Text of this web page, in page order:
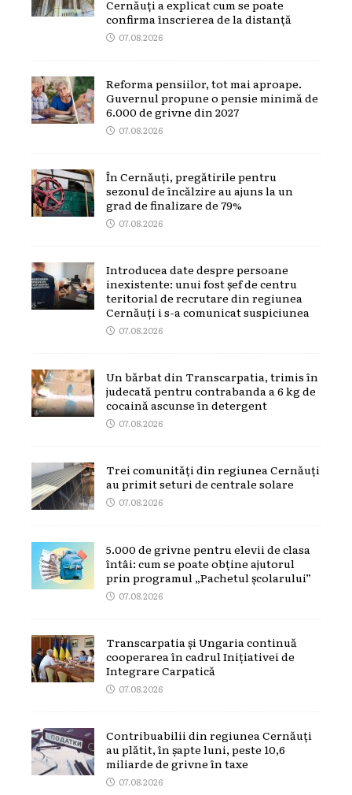
Cernăuți a explicat cum se poate
confirma înscrierea de la distanță
07.08.2026
Reforma pensiilor, tot mai aproape.
Guvernul propune o pensie minimă de
6.000 de grivne din 2027
07.08.2026
În Cernăuți, pregătirile pentru
sezonul de încălzire au ajuns la un
grad de finalizare de 79%
07.08.2026
Introducea date despre persoane
inexistente: unui fost șef de centru
teritorial de recrutare din regiunea
Cernăuți i s-a comunicat suspiciunea
07.08.2026
Un bărbat din Transcarpatia, trimis în
judecată pentru contrabanda a 6 kg de
cocaină ascunse în detergent
07.08.2026
Trei comunități din regiunea Cernăuți
au primit seturi de centrale solare
07.08.2026
5.000 de grivne pentru elevii de clasa
întâi: cum se poate obține ajutorul
prin programul „Pachetul școlarului”
07.08.2026
Transcarpatia și Ungaria continuă
cooperarea în cadrul Inițiativei de
Integrare Carpatică
07.08.2026
Contribuabilii din regiunea Cernăuți
au plătit, în șapte luni, peste 10,6
miliarde de grivne în taxe
07.08.2026